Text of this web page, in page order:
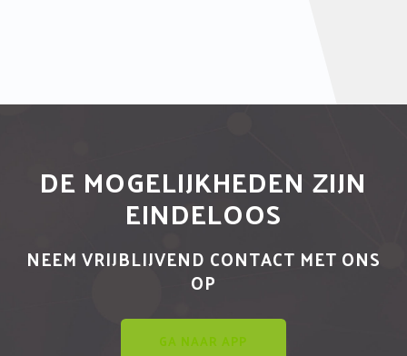
DE MOGELIJKHEDEN ZIJN
EINDELOOS
NEEM VRIJBLIJVEND CONTACT MET ONS
OP
GA NAAR APP